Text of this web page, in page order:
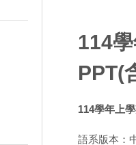
114
PPT(
114學年上
語系版本：